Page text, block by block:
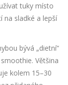
tuky místo
na sladké a lepší
bývá „dietní“
Většina
kolem 15–30